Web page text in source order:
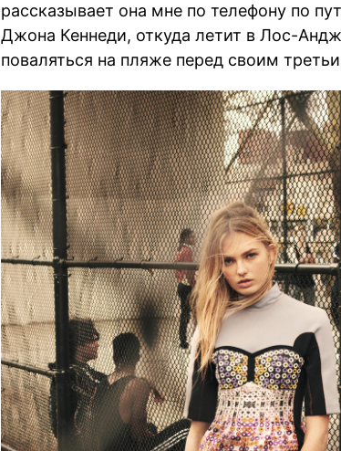
рассказывает она мне по телефону по
Джона Кеннеди, откуда летит в Лос-
поваляться на пляже перед своим